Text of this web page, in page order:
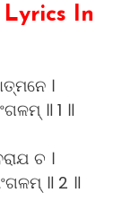
In
।
॥ 1 ॥
ଚ ।
॥ 2 ॥